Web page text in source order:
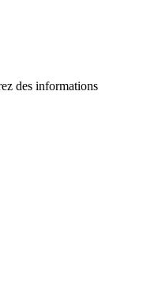
des informations